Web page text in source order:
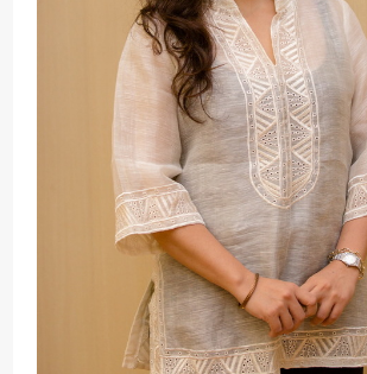
SDG8
SDG9
SDG10
SDG11
SDG12
SDG13
SDG14
SDG15
SDG16